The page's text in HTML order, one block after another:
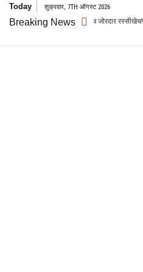
SkipToday शुक्रवार, 7TH ऑगस्ट 2026
Breaking Newsशिवसेनेतच जोरदार रस्सीखेच! नीलम